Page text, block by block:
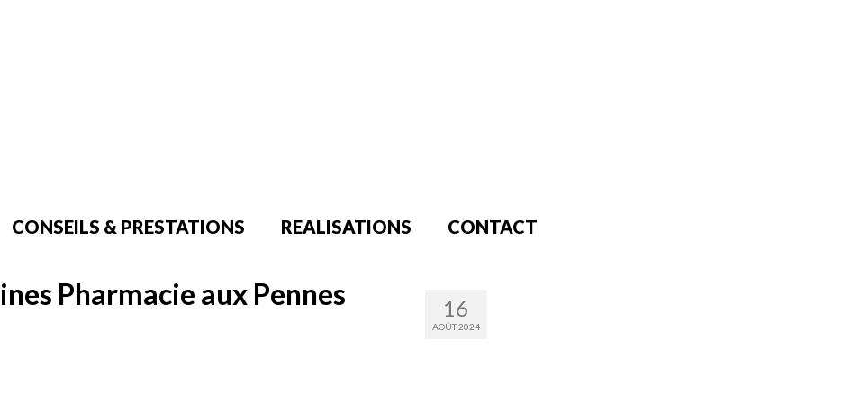
CONSEILS & PRESTATIONS REALISATIONS CONTACT
16
AOÛT 2024
Pharmacie aux Pennes